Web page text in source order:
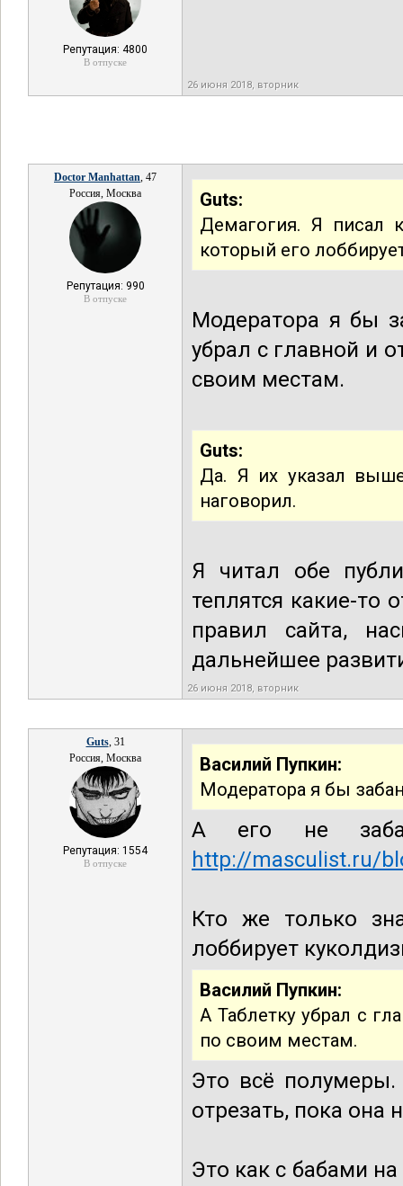
Репутация: 4800
В отпуске
26 июня 2018, вторник
Doctor Manhattan, 47
Россия, Москва
Репутация: 990
В отпуске
Guts:
Демагогия. Я писал
который его
Модератора я бы
убрал с главной и
своим местам.
Guts:
Да. Я их указал
наговорил.
Я читал обе
теплятся какие-
правил сайта,
дальнейшее
26 июня 2018, вторник
Guts, 31
Россия, Москва
Репутация: 1554
В отпуске
Василий Пупкин:
Модератора я бы
А его не
http://masculist.ru/
Кто же только
лоббирует
Василий Пупкин:
А Таблетку убрал с
по своим местам.
Это всё полумеры.
отрезать, пока она
Это как с бабами